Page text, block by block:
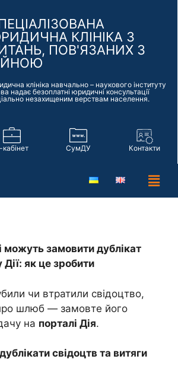
КЛІНІКА З
ПОВ'ЯЗАНИХ З
клініка навчально – наукового інституту
надає безоплатні юридичні консультації
незахищеним верствам населення.
кабінет СумДУ Контакти
можуть замовити дублікат
Дії: як це зробити
чи втратили свідоцтво,
шлюб — замовте його
на порталі Дія.
дублікати свідоцтв та витяги